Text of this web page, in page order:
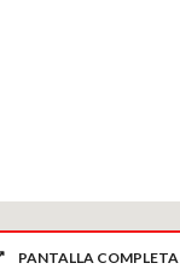
PANTALLA COMPLETA